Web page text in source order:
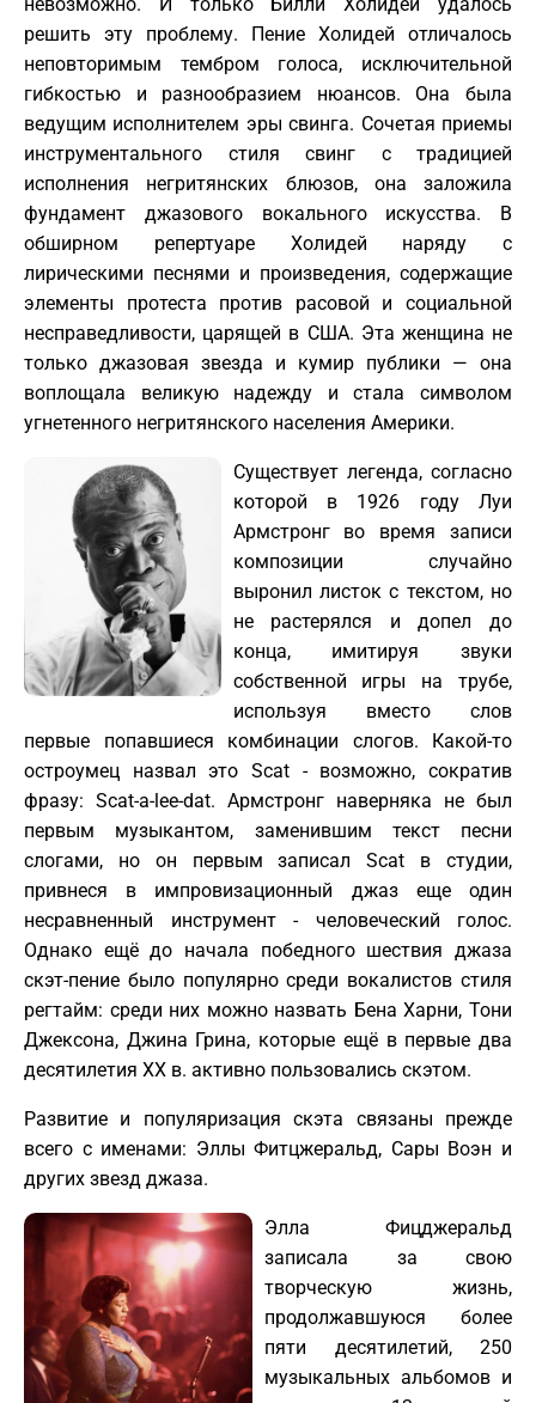
решить эту проблему. Пение Холидей отличалось
неповторимым тембром голоса, исключительной
гибкостью и разнообразием нюансов. Она была
ведущим исполнителем эры свинга. Сочетая приемы
инструментального стиля свинг с традицией
исполнения негритянских блюзов, она заложила
фундамент джазового вокального искусства. В
обширном репертуаре Холидей наряду с
лирическими песнями и произведения, содержащие
элементы протеста против расовой и социальной
несправедливости, царящей в США. Эта женщина не
только джазовая звезда и кумир публики — она
воплощала великую надежду и стала символом
угнетенного негритянского населения Америки.
Существует легенда, согласно
которой в 1926 году Луи
Армстронг во время записи
композиции случайно
выронил листок с текстом, но
не растерялся и допел до
конца, имитируя звуки
собственной игры на трубе,
используя вместо слов
первые попавшиеся комбинации слогов. Какой-то
остроумец назвал это Scat - возможно, сократив
фразу: Scat-a-lee-dat. Армстронг наверняка не был
первым музыкантом, заменившим текст песни
слогами, но он первым записал Scat в студии,
привнеся в импровизационный джаз еще один
несравненный инструмент - человеческий голос.
Однако ещё до начала победного шествия джаза
скэт-пение было популярно среди вокалистов стиля
регтайм: среди них можно назвать Бена Харни, Тони
Джексона, Джина Грина, которые ещё в первые два
десятилетия XX в. активно пользовались скэтом.
Развитие и популяризация скэта связаны прежде
всего с именами: Эллы Фитцжеральд, Сары Воэн и
других звезд джаза.
Элла Фицджеральд
записала за свою
творческую жизнь,
продолжавшуюся более
пяти десятилетий, 250
музыкальных альбомов и